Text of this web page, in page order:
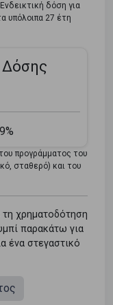
δόση για
υπόλοιπα 27 έτη
Δόσης
προγράμματος του
σταθερό) και του
τη χρηματοδότηση
παρακάτω για
ένα στεγαστικό